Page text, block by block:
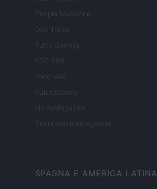
People Magazine
Day Travel
Tutto Gaming
ESG 365
Food Wiki
FuturoDonna
HomeMagazine
SecondHomeMagazine
SPAGNA E AMERICA LATINA